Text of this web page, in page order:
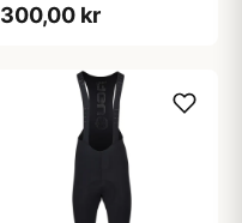
300,00 kr